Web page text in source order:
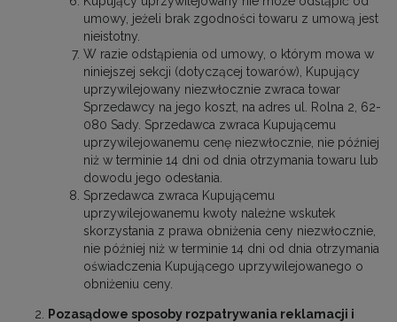
umowy, jeżeli brak zgodności towaru z umową jest
nieistotny.
W razie odstąpienia od umowy, o którym mowa w
niniejszej sekcji (dotyczącej towarów), Kupujący
uprzywilejowany niezwłocznie zwraca towar
Sprzedawcy na jego koszt, na adres ul. Rolna 2, 62-
080 Sady. Sprzedawca zwraca Kupującemu
uprzywilejowanemu cenę niezwłocznie, nie później
niż w terminie 14 dni od dnia otrzymania towaru lub
dowodu jego odesłania.
Sprzedawca zwraca Kupującemu
uprzywilejowanemu kwoty należne wskutek
skorzystania z prawa obniżenia ceny niezwłocznie,
nie później niż w terminie 14 dni od dnia otrzymania
oświadczenia Kupującego uprzywilejowanego o
obniżeniu ceny.
Pozasądowe sposoby rozpatrywania reklamacji i